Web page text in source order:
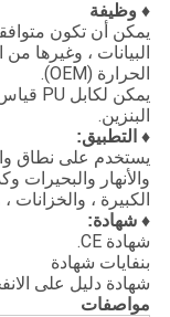
♦ وظيفة
البيانات ، وغيرها
الحرارة (OEM).
البنزين.
♦ التطبيق:
يستخدم على نطاق
والأنهار والبحيرات
الكبيرة ،
♦ شهادة:
شهادة CE.
بنفايات شهادة
شهادة دليل على
مواصفات